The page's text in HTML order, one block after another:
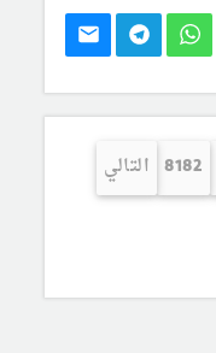
8182 التالي